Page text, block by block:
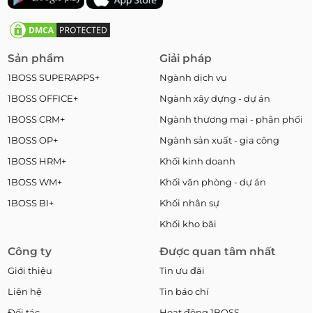
Sản phẩm
1BOSS SUPERAPPS+
1BOSS OFFICE+
1BOSS CRM+
1BOSS OP+
1BOSS HRM+
1BOSS WM+
1BOSS BI+
Giải pháp
Ngành dịch vụ
Ngành xây dựng - dự án
Ngành thương mại - phân phối
Ngành sản xuất - gia công
Khối kinh doanh
Khối văn phòng - dự án
Khối nhân sự
Khối kho bãi
Công ty
Giới thiệu
Liên hệ
Được quan tâm nhất
Tin ưu đãi
Tin báo chí